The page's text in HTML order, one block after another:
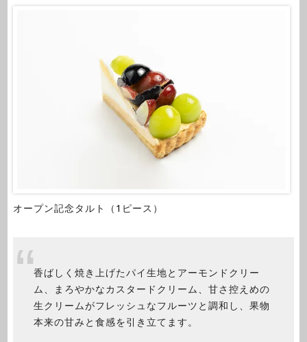
オープン記念タルト（1ピース）
香ばしく焼き上げたパイ生地とアーモンドクリー
ム、まろやかなカスタードクリーム、甘さ控えめの
生クリームがフレッシュなフルーツと調和し、果物
本来の甘みと食感を引き立てます。